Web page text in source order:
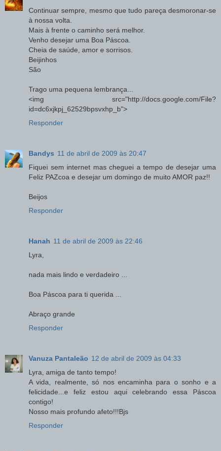
Continuar sempre, mesmo que tudo pareça desmoronar-se
à nossa volta.
Mais à frente o caminho será melhor.
Venho desejar uma Boa Páscoa.
Cheia de saúde, amor e sorrisos.
Beijinhos
São
Trago uma pequena lembrança...
<img src="http://docs.google.com/File?
id=dc6xjkpj_62529bpsvxhp_b">
Responder
Bandys 11 de abril de 2009 às 20:47
Fiquei sem internet mas cheguei a tempo de desejar uma
Feliz PAZcoa e desejar um domingo de muito AMOR paz!!
Beijos
Responder
Hanah 11 de abril de 2009 às 22:46
Lyra,
nada mais lindo e verdadeiro ...
Boa Páscoa para ti querida ...
Abraço grande
Responder
Vanuza Pantaleão 12 de abril de 2009 às 04:33
Lyra, amiga de tanto tempo!
A vida, realmente, só nos encaminha para o sonho e a
felicidade...e feliz estou aqui celebrando essa Páscoa
contigo!
Nosso mais profundo afeto!!!Bjs
Responder